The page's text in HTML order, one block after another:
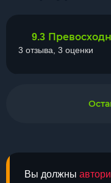
Вы должны
9.3
3 отзыва, 3 оценки